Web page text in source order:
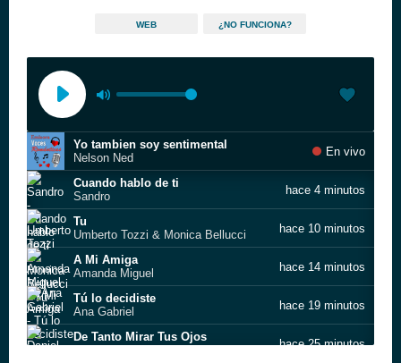
WEB ¿NO FUNCIONA?
Yo tambien soy sentimental
Nelson Ned
En vivo
Cuando hablo de ti
Sandro
hace 4 minutos
Tu
Umberto Tozzi & Monica Bellucci
hace 10 minutos
A Mi Amiga
Amanda Miguel
hace 14 minutos
Tú lo decidiste
Ana Gabriel
hace 19 minutos
De Tanto Mirar Tus Ojos
hace 25 minutos